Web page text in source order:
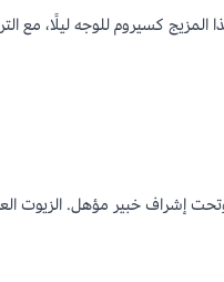
كسيروم للوجه ليلًا، مع
إشراف خبير مؤهل. الزيوت